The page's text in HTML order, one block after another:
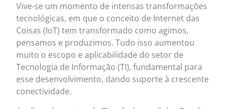
Vive-se um momento de intensas transformações
tecnológicas, em que o conceito de Internet das
Coisas (IoT) tem transformado como agimos,
pensamos e produzimos. Tudo isso aumentou
muito o escopo e aplicabilidade do setor de
Tecnologia de Informação (TI), fundamental para
esse desenvolvimento, dando suporte à crescente
conectividade.